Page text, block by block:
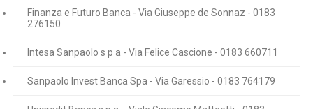
Finanza e Futuro Banca - Via Giuseppe de Sonnaz - 0183
276150
Intesa Sanpaolo s p a - Via Felice Cascione - 0183 660711
Sanpaolo Invest Banca Spa - Via Garessio - 0183 764179